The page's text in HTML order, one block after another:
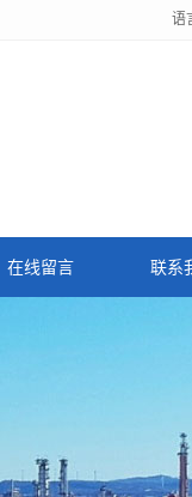
语
在线留言 联系